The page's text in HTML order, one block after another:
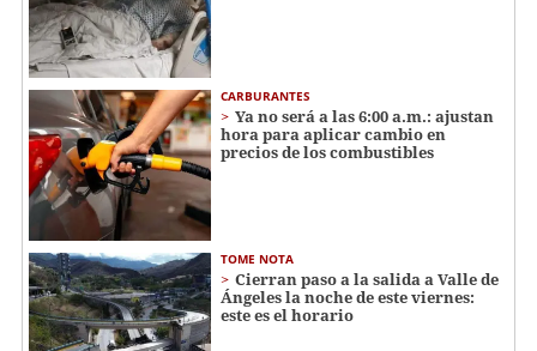
CARBURANTES
Ya no será a las 6:00 a.m.: ajustan
hora para aplicar cambio en
precios de los combustibles
TOME NOTA
Cierran paso a la salida a Valle de
Ángeles la noche de este viernes:
este es el horario